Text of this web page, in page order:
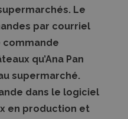
Le
par courriel
commande
qu’Ana Pan
supermarché.
dans le logiciel
en production et